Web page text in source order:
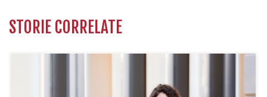
STORIE CORRELATE